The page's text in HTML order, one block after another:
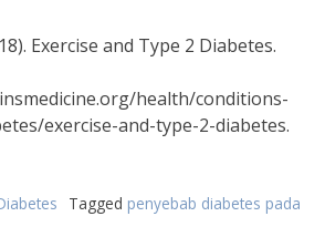
Exercise and Type 2 Diabetes.
health/conditions-
exercise-and-type-2-diabetes.
Tagged penyebab diabetes pada